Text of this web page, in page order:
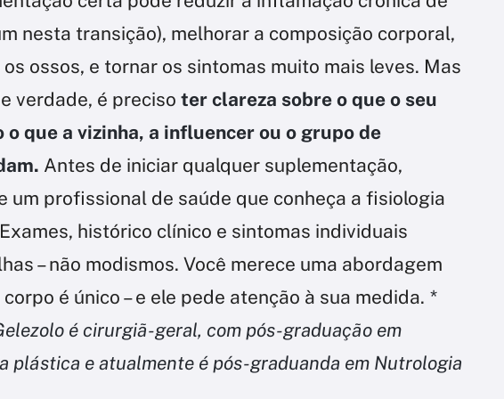
nesta transição), melhorar a composição corporal,
ossos, e tornar os sintomas muito mais leves. Mas
verdade, é preciso ter clareza sobre o que o seu
o que a vizinha, a influencer ou o grupo de
Antes de iniciar qualquer suplementação,
um profissional de saúde que conheça a fisiologia
histórico clínico e sintomas individuais
– não modismos. Você merece uma abordagem
é único – e ele pede atenção à sua medida. *
é cirurgiã-geral, com pós-graduação em
plástica e atualmente é pós-graduanda em Nutrologia